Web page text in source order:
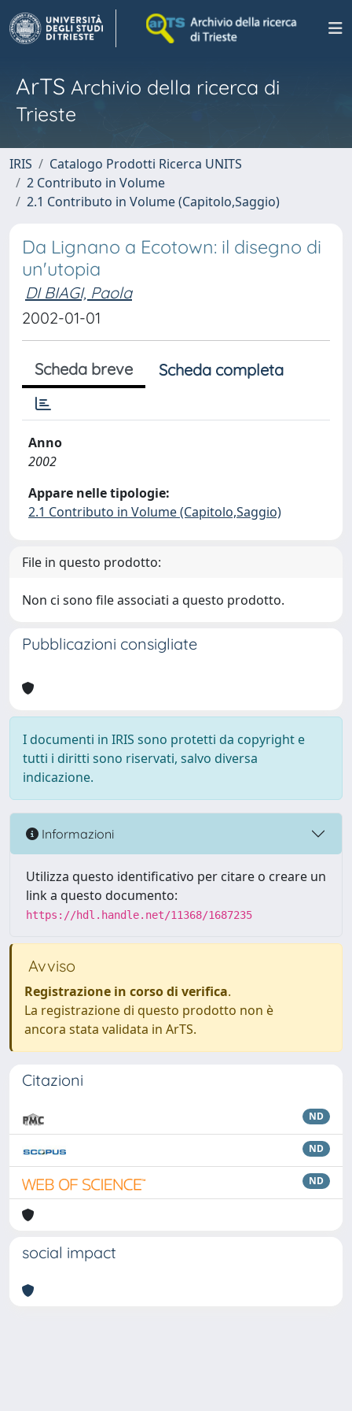
ArTS Archivio della ricerca di
Trieste
IRIS
Catalogo Prodotti Ricerca UNITS
2 Contributo in Volume
2.1 Contributo in Volume (Capitolo,Saggio)
Da Lignano a Ecotown: il disegno di
un'utopia
DI BIAGI, Paola
2002-01-01
Scheda breve Scheda completa
Anno
2002
Appare nelle tipologie:
2.1 Contributo in Volume (Capitolo,Saggio)
File in questo prodotto:
Non ci sono file associati a questo prodotto.
Pubblicazioni consigliate
I documenti in IRIS sono protetti da copyright e
tutti i diritti sono riservati, salvo diversa
indicazione.
Informazioni
Utilizza questo identificativo per citare o creare un
link a questo documento:
https://hdl.handle.net/11368/1687235
Avviso
Registrazione in corso di verifica.
La registrazione di questo prodotto non è
ancora stata validata in ArTS.
Citazioni
ND
ND
ND
social impact